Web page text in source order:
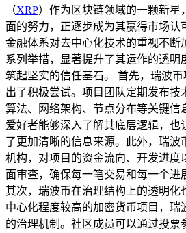
（XRP）作为区块链领域的一颗新星
面的努力，正逐步成为其赢得市场认
金融体系对去中心化技术的重视不断
系列举措，显著提升了其运作的透明
筑起坚实的信任基石。 首先，瑞波
出了积极尝试。项目团队定期发布技
算法、网络架构、节点分布等关键信
爱好者能够深入了解其底层逻辑，也
了更加清晰的信息来源。此外，瑞波
机构，对项目的资金流向、开发进度
面审查，确保每一笔交易和每一个进
其次，瑞波币在治理结构上的透明化
中心化程度较高的加密货币项目，瑞
的治理机制。社区成员可以通过投票